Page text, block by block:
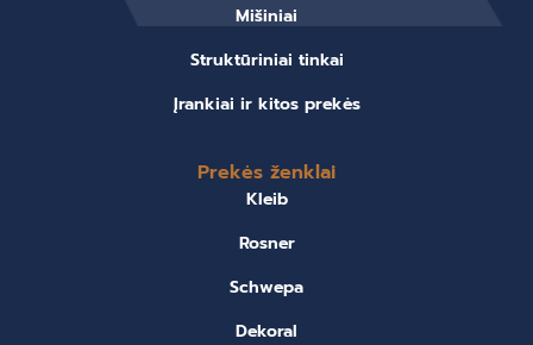
Mišiniai
Struktūriniai tinkai
Įrankiai ir kitos prekės
Prekės ženklai
Kleib
Rosner
Schwepa
Dekoral